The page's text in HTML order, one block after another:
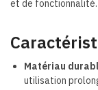
et de fonctionnalité.
Matériau
utilisation